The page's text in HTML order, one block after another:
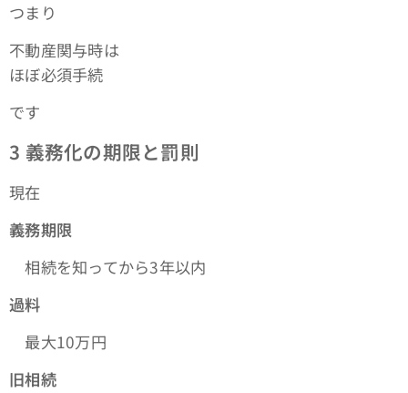
つまり
不動産関与時は
ほぼ必須手続
です
3 義務化の期限と罰則
現在
義務期限
相続を知ってから3年以内
過料
最大10万円
旧相続